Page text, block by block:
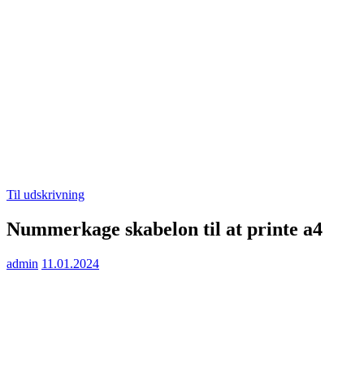
Til udskrivning
Nummerkage skabelon til at printe a4
admin 11.01.2024